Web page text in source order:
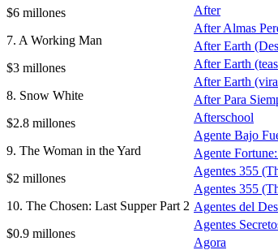
$6 millones
7. A Working Man
$3 millones
8. Snow White
$2.8 millones
9. The Woman in the Yard
$2 millones
10. The Chosen: Last Supper Part 2
$0.9 millones
After
After Almas
After Earth
After Earth
After Earth
After Para
Afterschool
Agente Bajo
Agente
Agentes 355
Agentes 355
Agentes del
Agentes
Agora